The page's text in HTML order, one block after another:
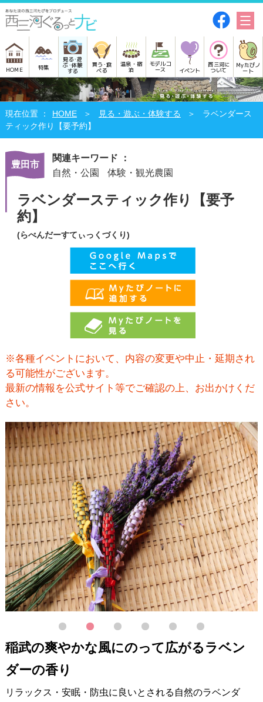
HOME 特集
見る･遊
ぶ･体験
する
買う･食
べる
温泉・宿
泊
モデルコ
ース イベント
西三河に
ついて
Myたびノ
ート
HOME 見る・遊ぶ・体験する
ラベンダース
ティック作り【要予約】
豊田市
関連キーワード ：
自然・公園
体験・観光農園
ラベンダースティック作り【要予
約】
(らべんだーすてぃっくづくり)
※各種イベントにおいて、内容の変更や中止・延期され
る可能性がございます。
最新の情報を公式サイト等でご確認の上、お出かけくだ
さい。
2
稲武の爽やかな風にのって広がるラベン
ダーの香り
リラックス・安眠・防虫に良いとされる自然のラベンダ